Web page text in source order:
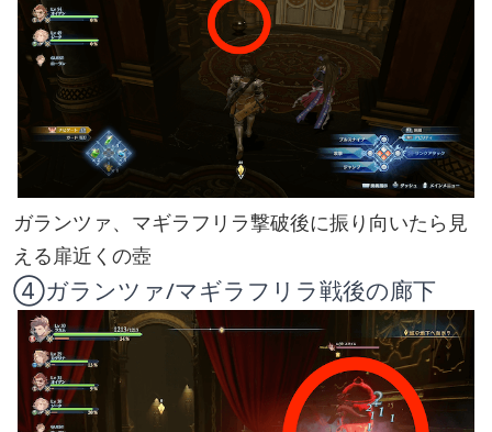
ガランツァ、マギラフリラ撃破後に振り向いたら見
える扉近くの壺
④ガランツァ/マギラフリラ戦後の廊下